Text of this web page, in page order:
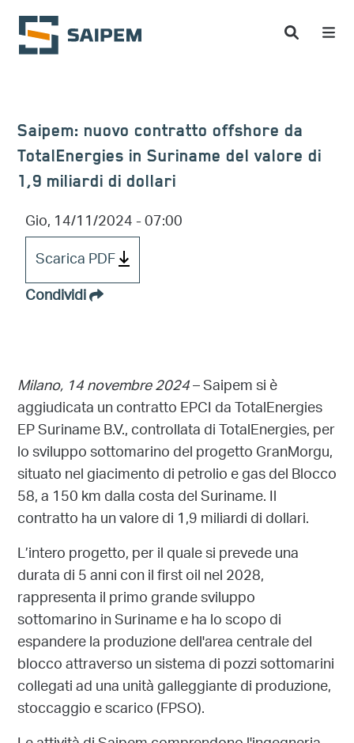
Salta al contenuto principale
Saipem: nuovo contratto offshore da
TotalEnergies in Suriname del valore di
1,9 miliardi di dollari
Gio, 14/11/2024 - 07:00
Scarica PDF
Condividi
Milano, 14 novembre 2024– Saipem si è
aggiudicata un contratto EPCI da TotalEnergies
EP Suriname B.V., controllata di TotalEnergies, per
lo sviluppo sottomarino del progetto GranMorgu,
situato nel giacimento di petrolio e gas del Blocco
58, a 150 km dalla costa del Suriname. Il
contratto ha un valore di 1,9 miliardi di dollari.
L’intero progetto, per il quale si prevede una
durata di 5 anni con il first oil nel 2028,
rappresenta il primo grande sviluppo
sottomarino in Suriname e ha lo scopo di
espandere la produzione dell'area centrale del
blocco attraverso un sistema di pozzi sottomarini
collegati ad una unità galleggiante di produzione,
stoccaggio e scarico (FPSO).